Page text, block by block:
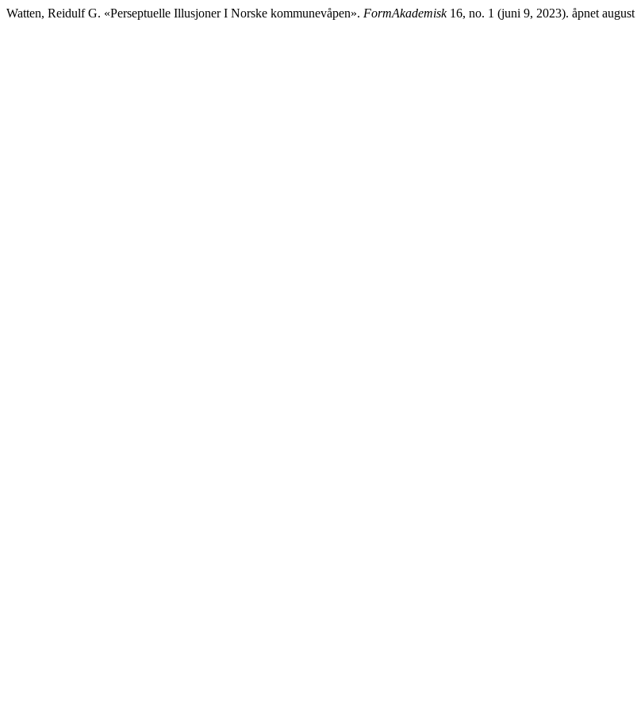
Watten, Reidulf G. «Perseptuelle Illusjoner I Norske kommunevåpen». FormAkademisk16, no. 1 (juni 9, 2023). åpnet